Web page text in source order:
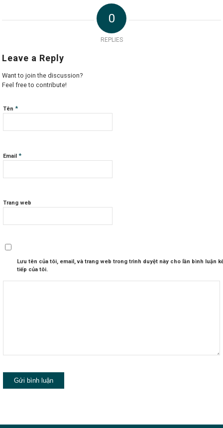
0
REPLIES
Leave a Reply
Want to join the discussion?
Feel free to contribute!
Tên*
Email*
Trang web
Lưu tên của tôi, email, và trang web trong trình duyệt này cho lần bình luận
tiếp của tôi.